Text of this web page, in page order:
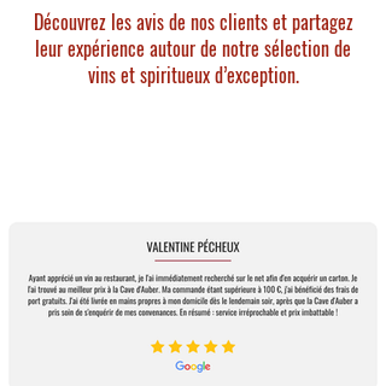
Découvrez les avis de nos clients et partagez
leur expérience autour de notre sélection de
vins et spiritueux d’exception.